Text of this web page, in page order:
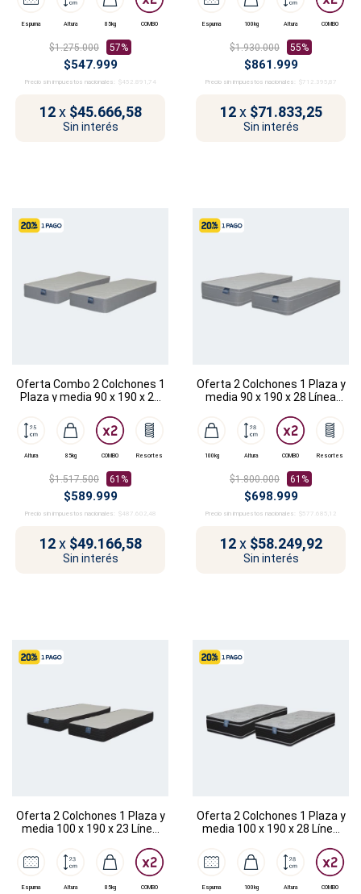
Espuma Altura 85kg COMBO
$1.275.000 57%
$547.999
Precio sin impuestos nacionales: $452.891,74
12 x $45.666,58
Sin interés
Espuma 100kg Altura COMBO
$1.930.000 55%
$861.999
Precio sin impuestos nacionales: $712.395,87
12 x $71.833,25
Sin interés
Oferta Combo 2 Colchones 1
Plaza y media 90 x 190 x 25
Altura 85kg COMBO Resortes
$1.517.500 61%
$589.999
Precio sin impuestos nacionales: $487.602,48
12 x $49.166,58
Sin interés
Oferta 2 Colchones 1 Plaza y
media 90 x 190 x 28 Línea
100kg Altura COMBO Resortes
$1.800.000 61%
$698.999
Precio sin impuestos nacionales: $577.685,12
12 x $58.249,92
Sin interés
Oferta 2 Colchones 1 Plaza y
media 100 x 190 x 23 Línea
Espuma Altura 85kg COMBO
Oferta 2 Colchones 1 Plaza y
media 100 x 190 x 28 Línea
Espuma 100kg Altura COMBO